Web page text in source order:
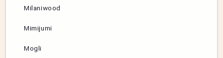
Milaniwood
Mimijumi
Mogli